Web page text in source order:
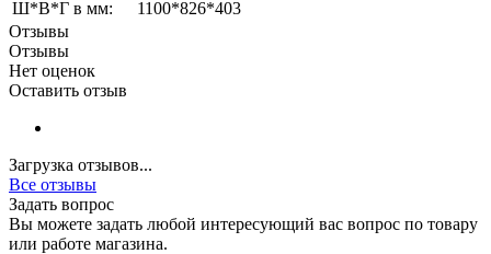
Ш*В*Г в мм:
1100*826*403
Отзывы
Отзывы
Нет оценок
Оставить отзыв
Загрузка отзывов...
Все отзывы
Задать вопрос
Вы можете задать любой интересующий вас вопрос по товару
или работе магазина.